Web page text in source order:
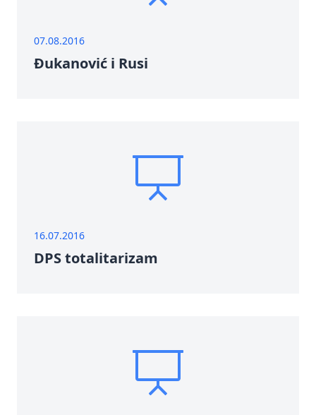
07.08.2016
Đukanović i Rusi
16.07.2016
DPS totalitarizam